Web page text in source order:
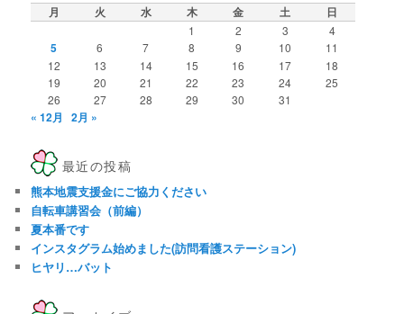
月 火 水 木 金 土 日
1 2 3 4
5 6 7 8 9 10
11
12
13 14 15 16 17
18
19
20 21 22 23 24
25
26
27 28 29 30 31
« 12月 2月 »
最近の投稿
熊本地震支援金にご協力ください
自転車講習会（前編）
夏本番です
インスタグラム始めました(訪問看護ステーション)
ヒヤリ…バット